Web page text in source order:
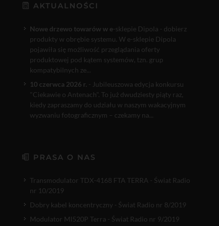
AKTUALNOŚCI
Nowe drzewo towarów w e-sklepie Dipola - dobierz
produkty w obrębie systemu. W e-sklepie Dipola
pojawiła się możliwość przeglądania oferty
produktowej pod kątem systemów, tzn. grup
kompatybilnych ze...
10 czerwca 2026 r. - Jubileuszowa edycja konkursu
"Ciekawie o Antenach". To już dwudziesty piąty raz,
kiedy zapraszamy do udziału w naszym wakacyjnym
wyzwaniu fotograficznym – czekamy na...
PRASA O NAS
Transmodulator TDX-4168 FTA TERRA - Świat Radio
nr 10/2019
Dobry kabel koncentryczny - Świat Radio nr 8/2019
Modulator MI520P Terra - Świat Radio nr 9/2019